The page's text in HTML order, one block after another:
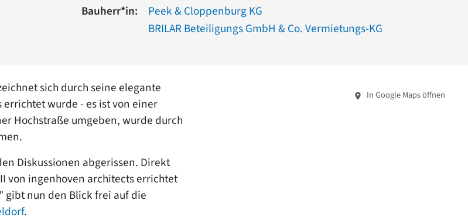
Bauherr*in:
Peek & Cloppenburg KG
BRILAR Beteiligungs GmbH & Co. Vermietungs-KG
sich durch seine elegante
wurde - es ist von einer
Hochstraße umgeben, wurde durch
Diskussionen abgerissen. Direkt
von ingenhoven architects errichtet
gibt nun den Blick frei auf die
.
In Google Maps öffnen